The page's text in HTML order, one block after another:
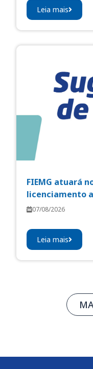
Leia mais
FIEMG atuará
licenciamento
07/08/2026
Leia mais